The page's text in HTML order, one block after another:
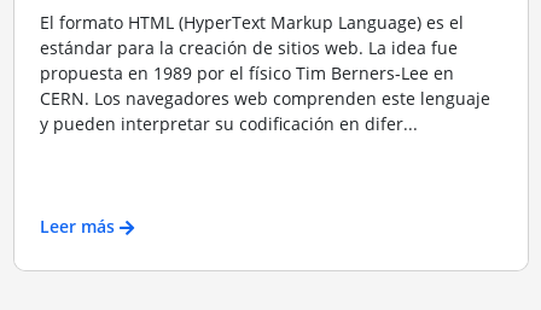
El formato HTML (HyperText Markup Language) es el
estándar para la creación de sitios web. La idea fue
propuesta en 1989 por el físico Tim Berners-Lee en
CERN. Los navegadores web comprenden este lenguaje
y pueden interpretar su codificación en difer...
Leer más